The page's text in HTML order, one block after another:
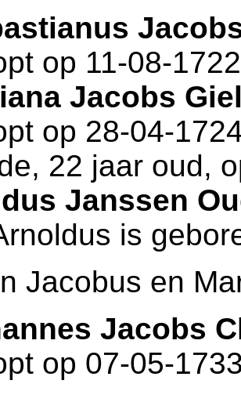
op 11-08-
Jacobs
op 28-04-
22 jaar oud,
Janssen
is
Jacobus en
Jacobs
op 07-05-